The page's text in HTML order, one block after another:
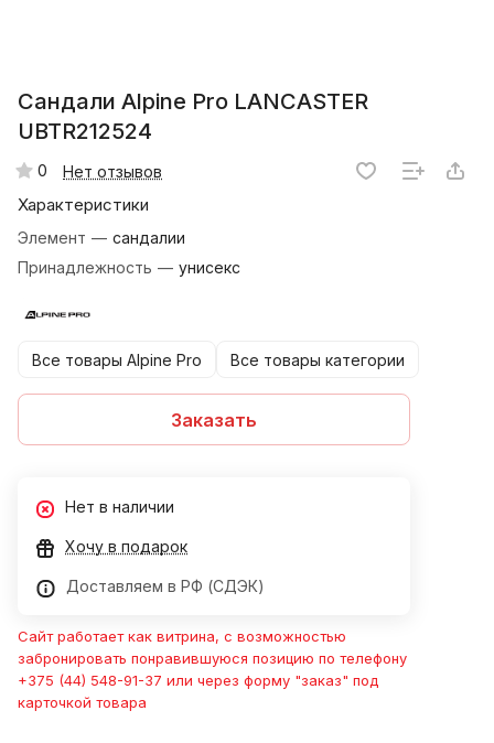
Сандали Alpine Pro LANCASTER
UBTR212524
0 Нет отзывов
Характеристики
Элемент — сандалии
Принадлежность — унисекс
Все товары Alpine Pro Все товары категории
Заказать
Нет в наличии
Хочу в подарок
Доставляем в РФ (СДЭК)
Сайт работает как витрина, с возможностью
забронировать понравившуюся позицию по телефону
+375 (44) 548-91-37 или через форму "заказ" под
карточкой товара